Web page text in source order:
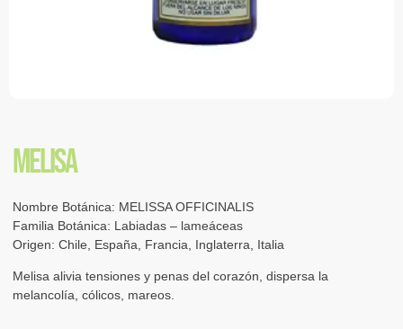
MELISA
Nombre Botánica: MELISSA OFFICINALIS
Familia Botánica: Labiadas – lameáceas
Origen: Chile, España, Francia, Inglaterra, Italia
Melisa alivia tensiones y penas del corazón, dispersa la
melancolía, cólicos, mareos.